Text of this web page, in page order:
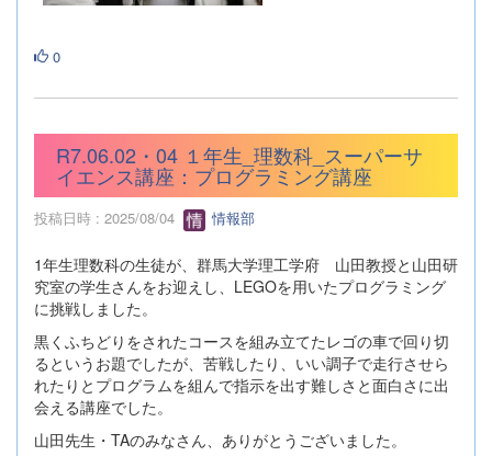
0
R7.06.02・04 １年生_理数科_スーパーサ
イエンス講座：プログラミング講座
投稿日時 : 2025/08/04 情報部
1年生理数科の生徒が、群馬大学理工学府 山田教授と山田研
究室の学生さんをお迎えし、LEGOを用いたプログラミング
に挑戦しました。
黒くふちどりをされたコースを組み立てたレゴの車で回り切
るというお題でしたが、苦戦したり、いい調子で走行させら
れたりとプログラムを組んで指示を出す難しさと面白さに出
会える講座でした。
山田先生・TAのみなさん、ありがとうございました。